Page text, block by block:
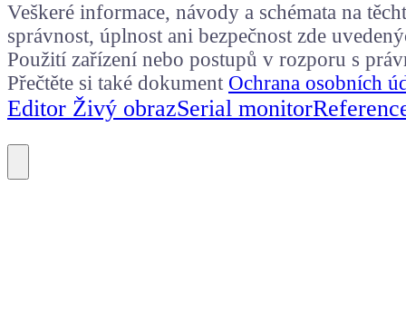
Veškeré informace, návody a schémata na
správnost, úplnost ani bezpečnost zde
Použití zařízení nebo postupů v rozporu s
Přečtěte si také dokument Ochrana osobních
Editor Živý obrazSerial monitor